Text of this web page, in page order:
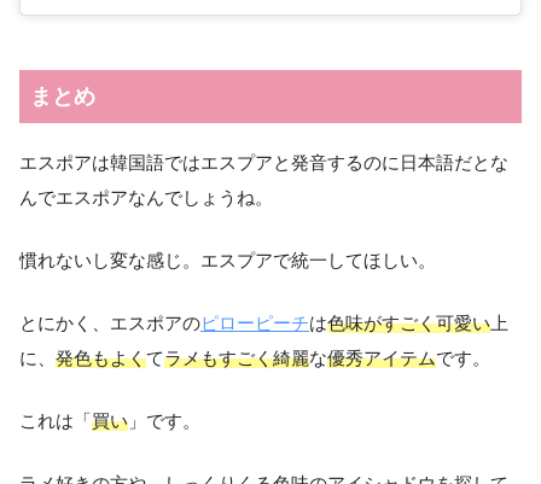
まとめ
エスポアは韓国語ではエスプアと発音するのに日本語だとな
んでエスポアなんでしょうね。
慣れないし変な感じ。エスプアで統一してほしい。
とにかく、エスポアのピローピーチは色味がすごく可愛い 上
に、 発色もよくてラメもすごく綺麗な優秀アイテムです。
これは「買い 」です。